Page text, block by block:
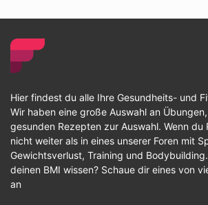
Hier findest du alle Ihre Gesundheits- und
Wir haben eine große Auswahl an
gesunden Rezepten zur Auswahl. Wenn du
nicht weiter als in eines unserer Foren mit
Gewichtsverlust, Training und
deinen BMI wissen? Schaue dir eines von
an